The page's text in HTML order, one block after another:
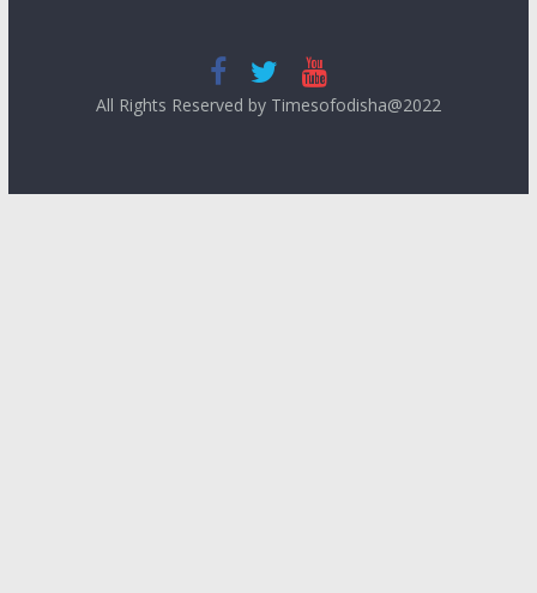
All Rights Reserved by Timesofodisha@2022